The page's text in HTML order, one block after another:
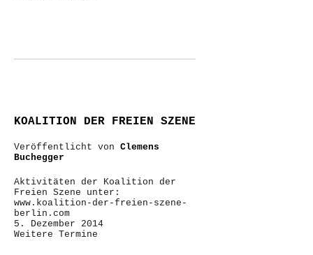
KOALITION DER FREIEN SZENE
Veröffentlicht von Clemens
Buchegger
Aktivitäten der Koalition der
Freien Szene unter:
www.koalition-der-freien-szene-
berlin.com
5. Dezember 2014
Weitere Termine